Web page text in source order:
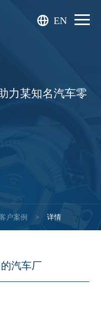
EN
力某知名汽车零
户案例 > 详情
汽车厂